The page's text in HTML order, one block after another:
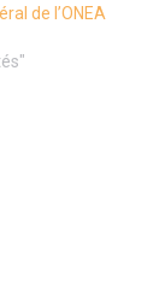
de l’ONEA